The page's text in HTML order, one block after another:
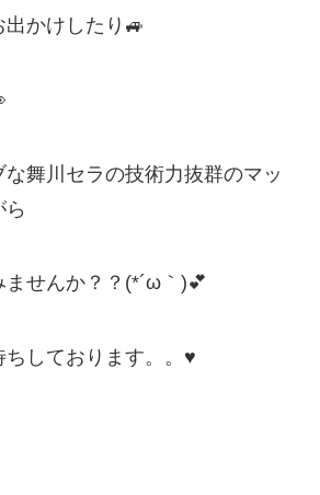
かけしたり🚙
舞川セラの技術力抜群のマッ
せんか？？(*´ω｀)💕
しております。。♥